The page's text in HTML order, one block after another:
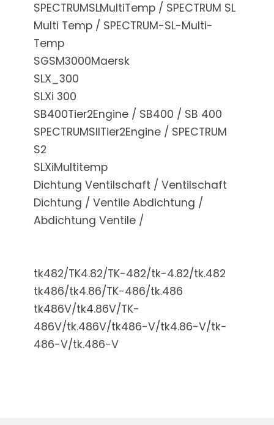
SPECTRUMSLMultiTemp / SPECTRUM SL
Multi Temp / SPECTRUM-SL-Multi-
Temp
SGSM3000Maersk
SLX_300
SLXi 300
SB400Tier2Engine / SB400 / SB 400
SPECTRUMSIITier2Engine / SPECTRUM
S2
SLXiMultitemp
Dichtung Ventilschaft / Ventilschaft
Dichtung / Ventile Abdichtung /
Abdichtung Ventile /
tk482/TK4.82/TK-482/tk-4.82/tk.482
tk486/tk4.86/TK-486/tk.486
tk486V/tk4.86V/TK-
486V/tk.486V/tk486-V/tk4.86-V/tk-
486-V/tk.486-V